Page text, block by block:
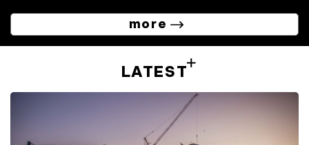
more
LATEST